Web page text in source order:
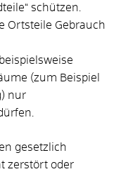
schützen.
Ortsteile Gebrauch
(zum Beispiel
nur
gesetzlich
zerstört oder